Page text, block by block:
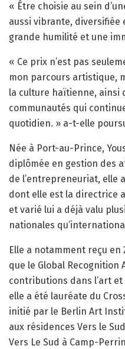
« Être choisie au sein
aussi vibrante, diversifiée
grande humilité et une
« Ce prix n’est pas
mon parcours artistique,
la culture haïtienne, ainsi
communautés qui
quotidien. » a-t-elle
Née à Port-au-Prince,
diplômée en gestion des
de l’entrepreneuriat, elle
dont elle est la directrice
et varié lui a déjà valu
nationales
Elle a notamment reçu en
que le Global Recognition
contributions dans l’art et
elle a été lauréate du
initié par le Berlin Art
aux résidences Vers le
Vers Le Sud à Camp-